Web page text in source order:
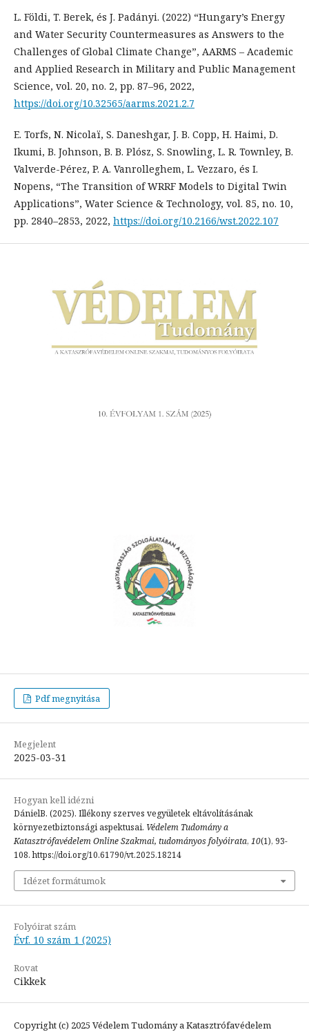
L. Földi, T. Berek, és J. Padányi. (2022) “Hungary’s Energy
and Water Security Countermeasures as Answers to the
Challenges of Global Climate Change”, AARMS – Academic
and Applied Research in Military and Public Management
Science, vol. 20, no. 2, pp. 87–96, 2022,
https://doi.org/10.32565/aarms.2021.2.7
E. Torfs, N. Nicolaï, S. Daneshgar, J. B. Copp, H. Haimi, D.
Ikumi, B. Johnson, B. B. Plósz, S. Snowling, L. R. Townley, B.
Valverde-Pérez, P. A. Vanrolleghem, L. Vezzaro, és I.
Nopens, “The Transition of WRRF Models to Digital Twin
Applications”, Water Science & Technology, vol. 85, no. 10,
pp. 2840–2853, 2022, https://doi.org/10.2166/wst.2022.107
Pdf megnyitása
Megjelent
2025-03-31
Hogyan kell idézni
DánielB. (2025). Illékony szerves vegyületek eltávolításának
környezetbiztonsági aspektusai. Védelem Tudomány a
Katasztrófavédelem Online Szakmai, tudományos folyóirata, 10(1), 93-
108. https://doi.org/10.61790/vt.2025.18214
Idézet formátumok
Folyóirat szám
Évf. 10 szám 1 (2025)
Rovat
Cikkek
Copyright (c) 2025 Védelem Tudomány a Katasztrófavédelem